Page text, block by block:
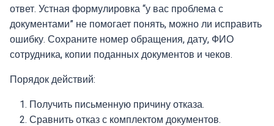
ответ. Устная формулировка “у вас проблема с
документами” не помогает понять, можно ли исправить
ошибку. Сохраните номер обращения, дату, ФИО
сотрудника, копии поданных документов и чеков.
Порядок действий:
Получить письменную причину отказа.
Сравнить отказ с комплектом документов.